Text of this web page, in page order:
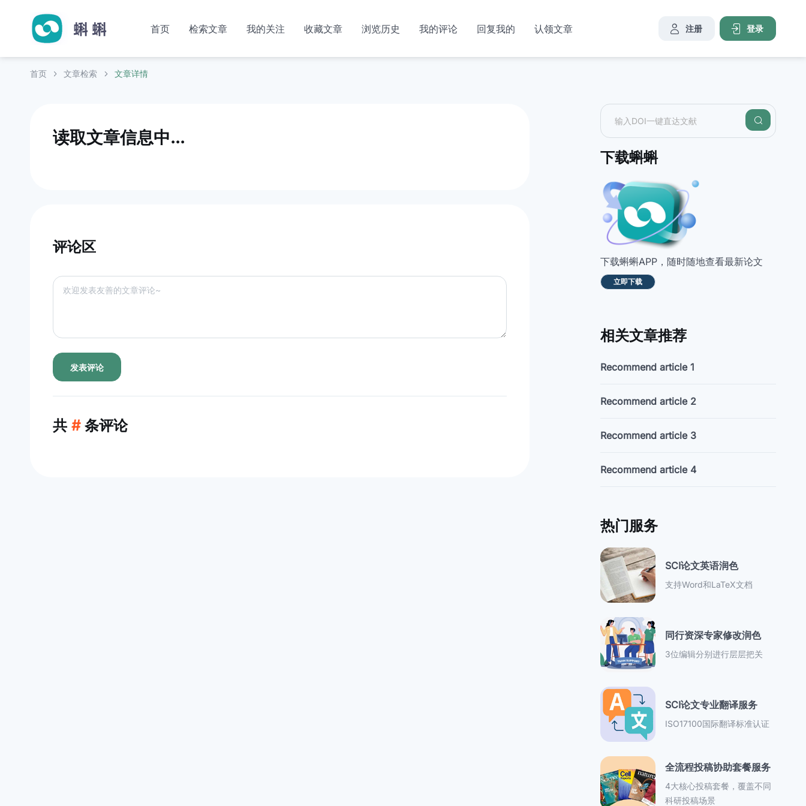
注册 登录
首页 检索文章 我的关注 收藏文章 浏览历史 我的评论 回复我的 认领文章
首页 文章检索 文章详情
读取文章信息中...
评论区
发表评论
共 #条评论
下载蝌蝌
下载蝌蝌APP，随时随地查看最新论文
立即下载
相关文章推荐
Recommend article 1
Recommend article 2
Recommend article 3
Recommend article 4
热门服务
SCI论文英语润色
支持Word和LaTeX文档
同行资深专家修改润色
3位编辑分别进行层层把关
SCI论文专业翻译服务
ISO17100国际翻译标准认证
全流程投稿协助套餐服务
4大核心投稿套餐，覆盖不同
科研投稿场景